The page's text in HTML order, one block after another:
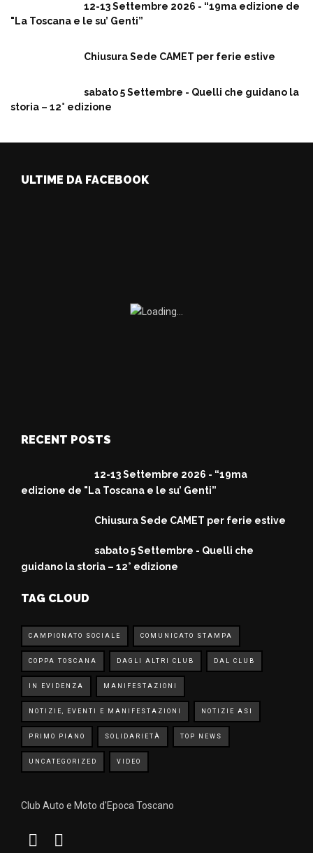
12-13 Settembre 2026 - “19ma edizione de
"La Toscana e le su’ Genti”
Chiusura Sede CAMET per ferie estive
sabato 5 Settembre - Quelli che guidano la
storia – 12° edizione
ULTIME DA FACEBOOK
RECENT POSTS
12-13 Settembre 2026 - “19ma
edizione de "La Toscana e le su’ Genti”
Chiusura Sede CAMET per ferie estive
sabato 5 Settembre - Quelli che
guidano la storia – 12° edizione
TAG CLOUD
CAMPIONATO SOCIALE COMUNICATO STAMPA
COPPA TOSCANA DAGLI ALTRI CLUB DAL CLUB
IN EVIDENZA MANIFESTAZIONI
NOTIZIE, EVENTI E MANIFESTAZIONI NOTIZIE ASI
PRIMO PIANO SOLIDARIETÀ TOP NEWS
UNCATEGORIZED VIDEO
Club Auto e Moto d'Epoca Toscano